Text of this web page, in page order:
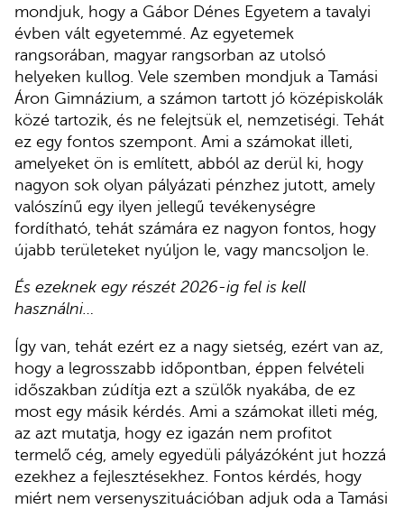
mondjuk, hogy a Gábor Dénes Egyetem a tavalyi
évben vált egyetemmé. Az egyetemek
rangsorában, magyar rangsorban az utolsó
helyeken kullog. Vele szemben mondjuk a Tamási
Áron Gimnázium, a számon tartott jó középiskolák
közé tartozik, és ne felejtsük el, nemzetiségi. Tehát
ez egy fontos szempont. Ami a számokat illeti,
amelyeket ön is említett, abból az derül ki, hogy
nagyon sok olyan pályázati pénzhez jutott, amely
valószínű egy ilyen jellegű tevékenységre
fordítható, tehát számára ez nagyon fontos, hogy
újabb területeket nyúljon le, vagy mancsoljon le.
És ezeknek egy részét 2026-ig fel is kell
használni…
Így van, tehát ezért ez a nagy sietség, ezért van az,
hogy a legrosszabb időpontban, éppen felvételi
időszakban zúdítja ezt a szülők nyakába, de ez
most egy másik kérdés. Ami a számokat illeti még,
az azt mutatja, hogy ez igazán nem profitot
termelő cég, amely egyedüli pályázóként jut hozzá
ezekhez a fejlesztésekhez. Fontos kérdés, hogy
miért nem versenyszituációban adjuk oda a Tamási